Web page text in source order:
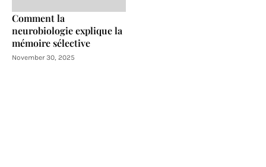
Comment la
neurobiologie explique la
mémoire sélective
November 30, 2025